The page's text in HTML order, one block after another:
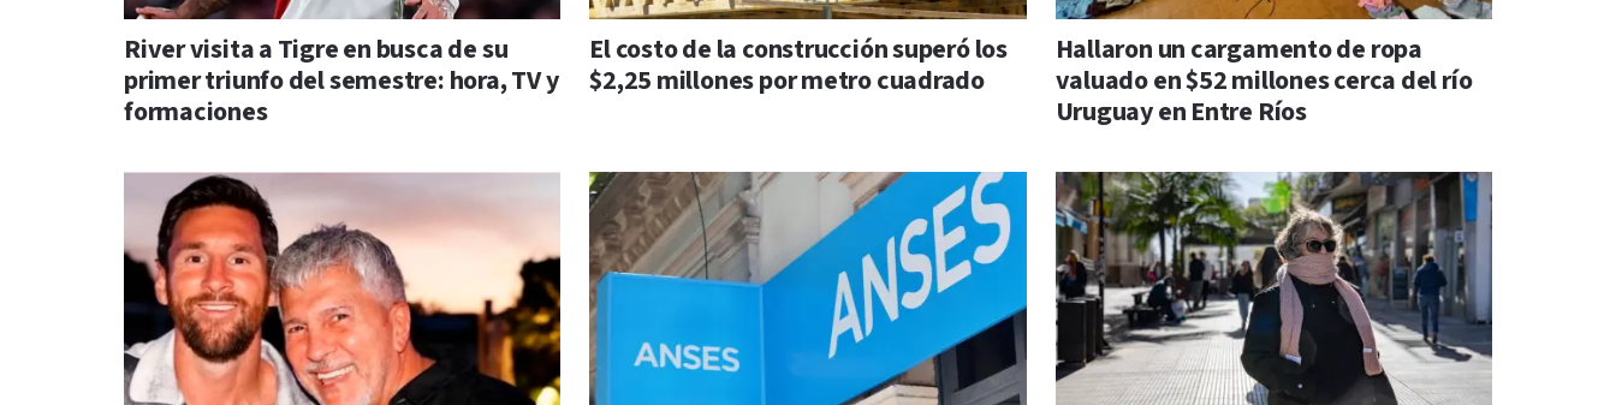
River visita a Tigre en busca de su
primer triunfo del semestre: hora, TV y
formaciones
El costo de la construcción superó los
$2,25 millones por metro cuadrado
Hallaron un cargamento de ropa
valuado en $52 millones cerca del río
Uruguay en Entre Ríos